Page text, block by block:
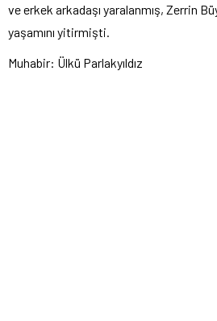
ve erkek arkadaşı yaralanmış, Zerrin
yaşamını yitirmişti.
Muhabir: Ülkü Parlakyıldız